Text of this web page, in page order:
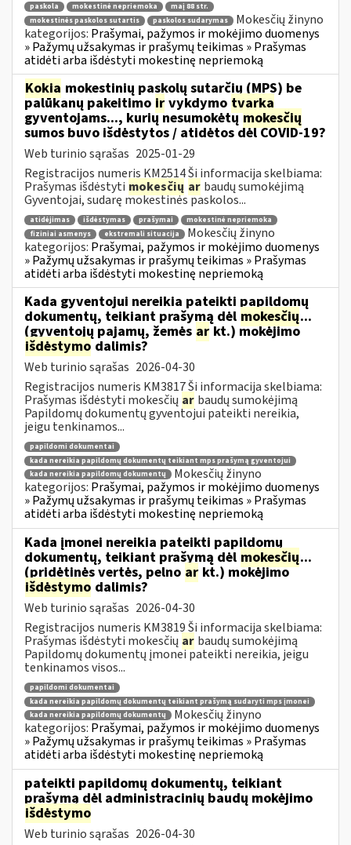
paskola mokestinė nepriemoka
maį 88 str.
mokestinės paskolos sutartis
paskolos sudarymas
Mokesčių žinyno
kategorijos: Prašymai, pažymos ir mokėjimo duomenys
» Pažymų užsakymas ir prašymų teikimas » Prašymas
atidėti arba išdėstyti mokestinę nepriemoką
Kokia mokestinių paskolų sutarčių (MPS) be
palūkanų pakeitimo ir vykdymo tvarka
gyventojams..., kurių nesumokėtųmokesčių
sumos buvo išdėstytos / atidėtos dėl COVID-19?
Web turinio sąrašas 2025-01-29
Registracijos numeris KM2514 Ši informacija skelbiama:
Prašymas išdėstyti mokesčių ar baudų sumokėjimą
Gyventojai, sudarę mokestinės paskolos...
atidėjimas išdėstymas prašymai
mokestinė nepriemoka
fiziniai asmenys
ekstremali situacija
Mokesčių žinyno
kategorijos: Prašymai, pažymos ir mokėjimo duomenys
» Pažymų užsakymas ir prašymų teikimas » Prašymas
atidėti arba išdėstyti mokestinę nepriemoką
Kada gyventojui nereikia pateikti papildomų
dokumentų, teikiant prašymą dėl mokesčių...
(gyventojų pajamų, žemės ar kt.) mokėjimo
išdėstymo dalimis?
Web turinio sąrašas 2026-04-30
Registracijos numeris KM3817 Ši informacija skelbiama:
Prašymas išdėstyti mokesčių ar baudų sumokėjimą
Papildomų dokumentų gyventojui pateikti nereikia,
jeigu tenkinamos...
papildomi dokumentai
kada nereikia papildomų dokumentų teikiant mps prašymą gyventojui
kada nereikia papildomų dokumentų
Mokesčių žinyno
kategorijos: Prašymai, pažymos ir mokėjimo duomenys
» Pažymų užsakymas ir prašymų teikimas » Prašymas
atidėti arba išdėstyti mokestinę nepriemoką
Kada įmonei nereikia pateikti papildomų
dokumentų, teikiant prašymą dėl mokesčių...
(pridėtinės vertės, pelno ar kt.) mokėjimo
išdėstymo dalimis?
Web turinio sąrašas 2026-04-30
Registracijos numeris KM3819 Ši informacija skelbiama:
Prašymas išdėstyti mokesčių ar baudų sumokėjimą
Papildomų dokumentų įmonei pateikti nereikia, jeigu
tenkinamos visos...
papildomi dokumentai
kada nereikia papildomų dokumentų teikiant prašymą sudaryti mps įmonei
kada nereikia papildomų dokumentų
Mokesčių žinyno
kategorijos: Prašymai, pažymos ir mokėjimo duomenys
» Pažymų užsakymas ir prašymų teikimas » Prašymas
atidėti arba išdėstyti mokestinę nepriemoką
pateikti papildomų dokumentų, teikiant
prašymą dėl administracinių baudų mokėjimo
išdėstymo
Web turinio sąrašas 2026-04-30